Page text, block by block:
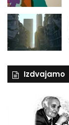
Izdvajamo